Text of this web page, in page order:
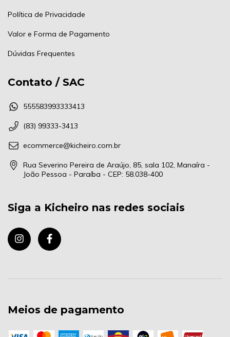
Política de Privacidade
Valor e Forma de Pagamento
Dúvidas Frequentes
Contato / SAC
555583993333413
(83) 99333-3413
ecommerce@kicheiro.com.br
Rua Severino Pereira de Araújo, 85, sala 102, Manaíra -
João Pessoa - Paraíba - CEP: 58.038-400
Siga a Kicheiro nas redes sociais
Meios de pagamento